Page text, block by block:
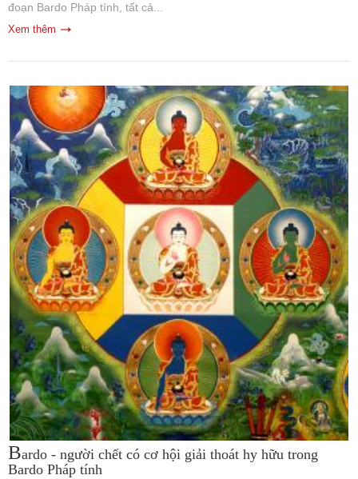
đoạn Bardo Pháp tính, tất cả...
Xem thêm
Bardo - người chết có cơ hội giải thoát hy hữu trong
Bardo Pháp tính